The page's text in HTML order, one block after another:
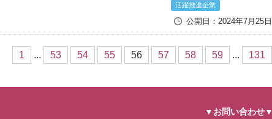
活躍推進企業
公開日：2024年7月25日
1 ... 53 54 55 56 57 58 59 ... 131
▼お問い合わせ▼